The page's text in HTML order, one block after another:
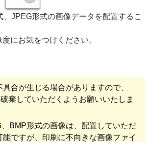
、JPEG形式の画像データを配置するこ
にお気をつけください。
具合が生じる場合がありますので、
棄していただくようお願いいたしま
BMP形式の画像は、配置していただ
能ですが、印刷に不向きな画像ファイ